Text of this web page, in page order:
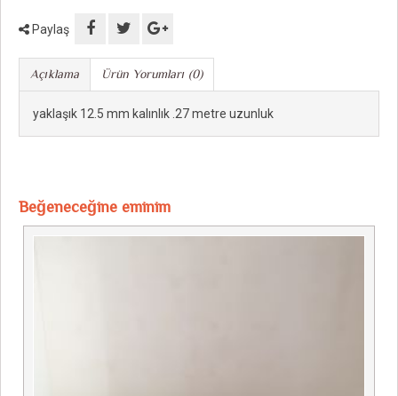
Paylaş
Açıklama Ürün Yorumları (0)
yaklaşık 12.5 mm kalınlık .27 metre uzunluk
Beğeneceğine eminim